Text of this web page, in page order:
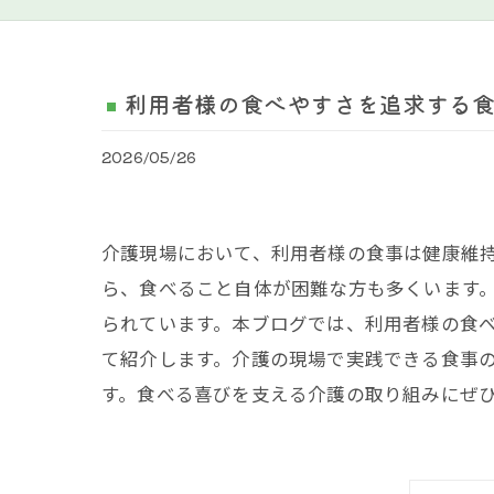
利用者様の食べやすさを追求する
2026/05/26
介護現場において、利用者様の食事は健康維
ら、食べること自体が困難な方も多くいま
られています。本ブログでは、利用者様の
て紹介します。介護の現場で実践できる食事
す。食べる喜びを支える介護の取り組みにぜ